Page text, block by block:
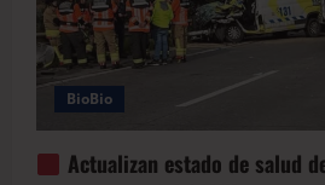
BioBio
Actualizan estado de salud